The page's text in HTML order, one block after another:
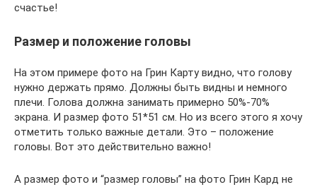
счастье!
Размер и положение головы
На этом примере фото на Грин Карту видно, что голову
нужно держать прямо. Должны быть видны и немного
плечи. Голова должна занимать примерно 50%-70%
экрана. И размер фото 51*51 см. Но из всего этого я хочу
отметить только важные детали. Это – положение
головы. Вот это действительно важно!
А размер фото и “размер головы” на фото Грин Кард не